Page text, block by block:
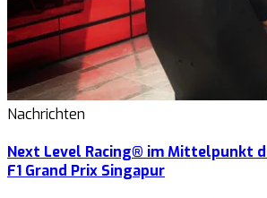
Nachrichten
Next Level Racing® im Mittelpunkt
F1 Grand Prix Singapur